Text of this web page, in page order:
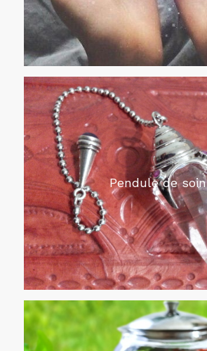
Pendule de soin